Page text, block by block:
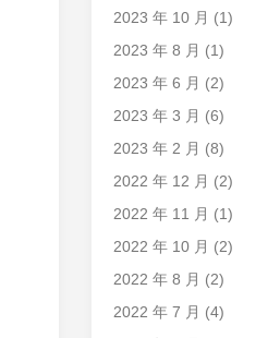
2023 年 10 月 (1)
2023 年 8 月 (1)
2023 年 6 月 (2)
2023 年 3 月 (6)
2023 年 2 月 (8)
2022 年 12 月 (2)
2022 年 11 月 (1)
2022 年 10 月 (2)
2022 年 8 月 (2)
2022 年 7 月 (4)